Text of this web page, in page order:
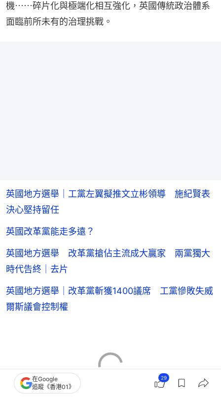
機‌‌⋯⋯碎片化與極端化相互強化，英國傳統政治體系
面臨前所未有的治理挑戰。
英國地方選舉｜工黨左翼擬推文立彬領導 施紀賢表
決心堅持留任
英國改革黨能走多遠？
英國地方選舉 改革黨搶佔主流成大贏家 兩黨獨大
時代告終｜去片
英國地方選舉｜改革黨斬獲1400議席 工黨慘敗失威
爾斯議會控制權
在Google
追蹤《香港01》
29